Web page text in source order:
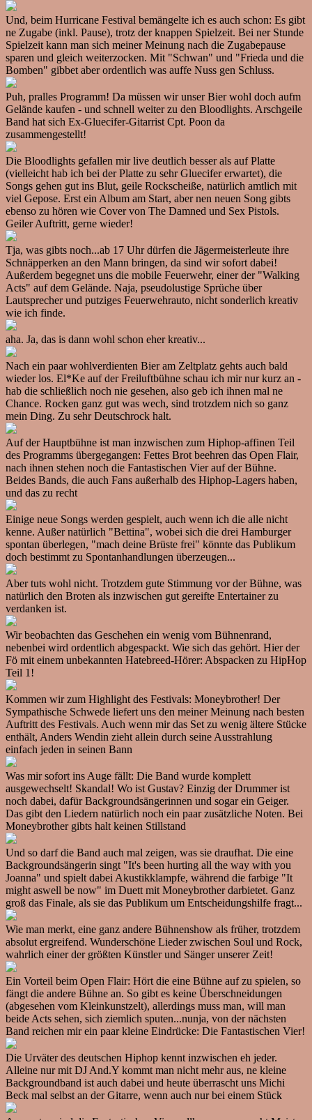
Und, beim Hurricane Festival bemängelte ich es auch schon: Es gibt
ne Zugabe (inkl. Pause), trotz der knappen Spielzeit. Bei ner Stunde
Spielzeit kann man sich meiner Meinung nach die Zugabepause
sparen und gleich weiterzocken. Mit "Schwan" und "Frieda und die
Bomben" gibbet aber ordentlich was auffe Nuss gen Schluss.
Puh, pralles Programm! Da müssen wir unser Bier wohl doch aufm
Gelände kaufen - und schnell weiter zu den Bloodlights. Arschgeile
Band hat sich Ex-Gluecifer-Gitarrist Cpt. Poon da
zusammengestellt!
Die Bloodlights gefallen mir live deutlich besser als auf Platte
(vielleicht hab ich bei der Platte zu sehr Gluecifer erwartet), die
Songs gehen gut ins Blut, geile Rockscheiße, natürlich amtlich mit
viel Gepose. Erst ein Album am Start, aber nen neuen Song gibts
ebenso zu hören wie Cover von The Damned und Sex Pistols.
Geiler Auftritt, gerne wieder!
Tja, was gibts noch...ab 17 Uhr dürfen die Jägermeisterleute ihre
Schnäpperken an den Mann bringen, da sind wir sofort dabei!
Außerdem begegnet uns die mobile Feuerwehr, einer der "Walking
Acts" auf dem Gelände. Naja, pseudolustige Sprüche über
Lautsprecher und putziges Feuerwehrauto, nicht sonderlich kreativ
wie ich finde.
aha. Ja, das is dann wohl schon eher kreativ...
Nach ein paar wohlverdienten Bier am Zeltplatz gehts auch bald
wieder los. El*Ke auf der Freiluftbühne schau ich mir nur kurz an -
hab die schließlich noch nie gesehen, also geb ich ihnen mal ne
Chance. Rocken ganz gut was wech, sind trotzdem nich so ganz
mein Ding. Zu sehr Deutschrock halt.
Auf der Hauptbühne ist man inzwischen zum Hiphop-affinen Teil
des Programms übergegangen: Fettes Brot beehren das Open Flair,
nach ihnen stehen noch die Fantastischen Vier auf der Bühne.
Beides Bands, die auch Fans außerhalb des Hiphop-Lagers haben,
und das zu recht
Einige neue Songs werden gespielt, auch wenn ich die alle nicht
kenne. Außer natürlich "Bettina", wobei sich die drei Hamburger
spontan überlegen, "mach deine Brüste frei" könnte das Publikum
doch bestimmt zu Spontanhandlungen überzeugen...
Aber tuts wohl nicht. Trotzdem gute Stimmung vor der Bühne, was
natürlich den Broten als inzwischen gut gereifte Entertainer zu
verdanken ist.
Wir beobachten das Geschehen ein wenig vom Bühnenrand,
nebenbei wird ordentlich abgespackt. Wie sich das gehört. Hier der
Fö mit einem unbekannten Hatebreed-Hörer: Abspacken zu HipHop
Teil 1!
Kommen wir zum Highlight des Festivals: Moneybrother! Der
Sympathische Schwede liefert uns den meiner Meinung nach besten
Auftritt des Festivals. Auch wenn mir das Set zu wenig ältere Stücke
enthält, Anders Wendin zieht allein durch seine Ausstrahlung
einfach jeden in seinen Bann
Was mir sofort ins Auge fällt: Die Band wurde komplett
ausgewechselt! Skandal! Wo ist Gustav? Einzig der Drummer ist
noch dabei, dafür Backgroundsängerinnen und sogar ein Geiger.
Das gibt den Liedern natürlich noch ein paar zusätzliche Noten. Bei
Moneybrother gibts halt keinen Stillstand
Und so darf die Band auch mal zeigen, was sie draufhat. Die eine
Backgroundsängerin singt "It's been hurting all the way with you
Joanna" und spielt dabei Akustikklampfe, während die farbige "It
might aswell be now" im Duett mit Moneybrother darbietet. Ganz
groß das Finale, als sie das Publikum um Entscheidungshilfe fragt...
Wie man merkt, eine ganz andere Bühnenshow als früher, trotzdem
absolut ergreifend. Wunderschöne Lieder zwischen Soul und Rock,
wahrlich einer der größten Künstler und Sänger unserer Zeit!
Ein Vorteil beim Open Flair: Hört die eine Bühne auf zu spielen, so
fängt die andere Bühne an. So gibt es keine Überschneidungen
(abgesehen vom Kleinkunstzelt), allerdings muss man, will man
beide Acts sehen, sich ziemlich sputen...nunja, von der nächsten
Band reichen mir ein paar kleine Eindrücke: Die Fantastischen Vier!
Die Urväter des deutschen Hiphop kennt inzwischen eh jeder.
Alleine nur mit DJ And.Y kommt man nicht mehr aus, ne kleine
Backgroundband ist auch dabei und heute überrascht uns Michi
Beck mal selbst an der Gitarre, wenn auch nur bei einem Stück